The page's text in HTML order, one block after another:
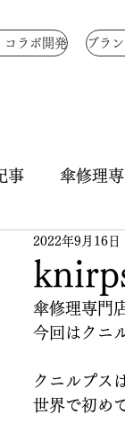
ラボ開発 ブラ
事 傘修理
染色 ロク
交換 手元交
ゆ先 修理
2022年9月16日
傘修理専門
今回はクニ
クニルプス
世界で初め